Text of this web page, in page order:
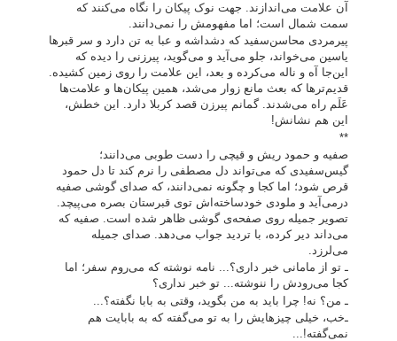
آن علامت می‌اندازند. جهت نوک پیکان را نگاه می‌کنند که
سمت شمال است؛ اما مفهومش را نمی‌دانند.
پیرمردی محاسن‌سفید که دشداشه و عبا به تن دارد و سر قبرها
یاسین می‌خواند، جلو می‌آید و می‌گوید، پیرزنی را دیده که
این‌جا آه و ناله می‌کرده و بعد، این علامت را روی زمین کشیده.
قدیم‌ترها که بعث مانع زوار می‌شد، همین پیکان‌ها و علامت‌ها
عَلَم راه می‌شدند. گمانم پیرزن قصد کربلا دارد. این خطش،
این هم نشانش!
**
صفیه و حمود ریش و قیچی را دست طوبی می‌دانند؛
گیس‌سفیدی که می‌تواند دل مصطفی را نرم کند تا دل حمود
قرص شود؛ اما کجا و چگونه نمی‌دانند، که صدای گوشی صفیه
درمی‌آید و ملودی خودساخته‌اش توی قبرستان بصره می‌پیچد.
تصویر جمیله روی صفحه‌ی گوشی ظاهر شده است. صفیه که
می‌داند دیر کرده، با تردید جواب می‌دهد. صدای جمیله
می‌لرزد.
ـ تو از مامانی خبر داری؟... نامه نوشته که می‌روم سفر؛ اما
کجا می‌رودش را ننوشته... تو خبر نداری؟
ـ من؟ نه! چرا باید به من بگوید، وقتی به بابا نگفته؟...
ـ‌خب، خیلی چیزهایش را به تو می‌گفته که به بابایت هم
نمی‌گفته!...